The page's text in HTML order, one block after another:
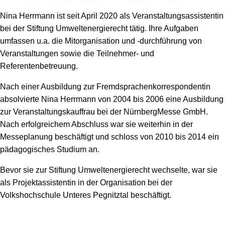
Wasserstoff
Infomaterial
Schriften zum Umweltenergierecht
Nina Herrmann ist seit April 2020 als Veranstaltungsassistentin
bei der Stiftung Umweltenergierecht tätig. Ihre Aufgaben
umfassen u.a. die Mitorganisation und -durchführung von
Veranstaltungen sowie die Teilnehmer- und
Referentenbetreuung.
Nach einer Ausbildung zur Fremdsprachenkorrespondentin
absolvierte Nina Herrmann von 2004 bis 2006 eine Ausbildung
zur Veranstaltungskauffrau bei der NürnbergMesse GmbH.
Nach erfolgreichem Abschluss war sie weiterhin in der
Messeplanung beschäftigt und schloss von 2010 bis 2014 ein
pädagogisches Studium an.
Bevor sie zur Stiftung Umweltenergierecht wechselte, war sie
als Projektassistentin in der Organisation bei der
Volkshochschule Unteres Pegnitztal beschäftigt.